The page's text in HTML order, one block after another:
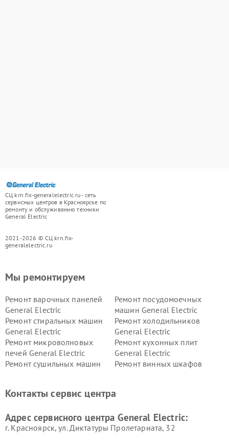
СЦ krn.fix-generalelectric.ru - сеть
сервисных центров в Красноярске по
ремонту и обслуживанию техники
General Electric
2021-2026 © СЦ krn.fix-
generalelectric.ru
Мы ремонтируем
Ремонт варочных панелей
General Electric
Ремонт посудомоечных
машин General Electric
Ремонт стиральных машин
General Electric
Ремонт холодильников
General Electric
Ремонт микроволновых
печей General Electric
Ремонт кухонных плит
General Electric
Ремонт сушильных машин
Ремонт винных шкафов
Electric
General Electric
Контакты сервис центра
Адрес сервисного центра General Electric:
г. Красноярск, ул. Диктатуры Пролетариата, 32